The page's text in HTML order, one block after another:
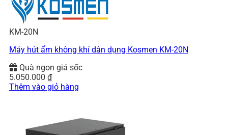
KM-20N
Máy hút ẩm không khí dân dụng Kosmen KM-20N
Quà ngon giá sốc
5.050.000 ₫
Thêm vào giỏ hàng